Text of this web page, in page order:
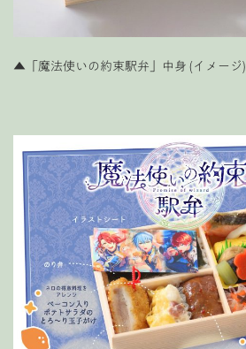
▲「魔法使いの約束駅弁」中身 (イメージ)